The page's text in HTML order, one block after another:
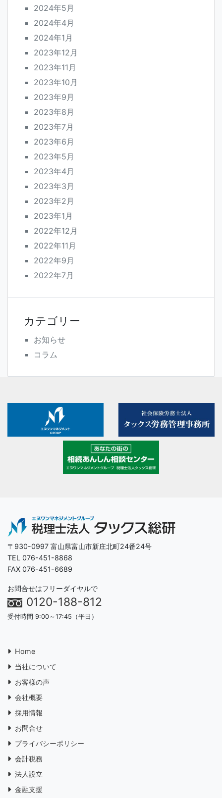
2024年5月
2024年4月
2024年1月
2023年12月
2023年11月
2023年10月
2023年9月
2023年8月
2023年7月
2023年6月
2023年5月
2023年4月
2023年3月
2023年2月
2023年1月
2022年12月
2022年11月
2022年9月
2022年7月
カテゴリー
お知らせ
コラム
〒930-0997 富山県富山市新庄北町24番24号
TEL 076-451-8868
FAX 076-451-6689
お問合せはフリーダイヤルで
0120-188-812
受付時間 9:00～17:45（平日）
Home
当社について
お客様の声
会社概要
採用情報
お問合せ
プライバシーポリシー
会計税務
法人設立
金融支援